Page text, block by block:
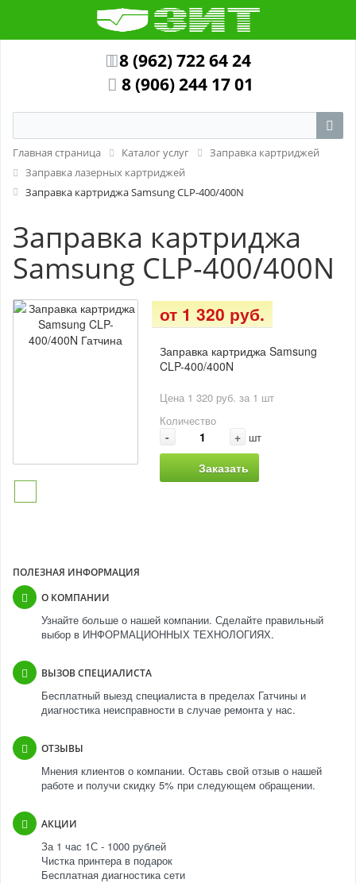
8 (962) 722 64 24
8 (906) 244 17 01
Главная страница Каталог услуг
Заправка картриджей
Заправка лазерных картриджей
Заправка картриджа Samsung CLP-400/400N
Заправка картриджа
Samsung CLP-400/400N
от 1 320 руб.
Заправка картриджа Samsung
CLP-400/400N
Цена 1 320 руб. за 1 шт
Количество
- + шт
Заказать
ПОЛЕЗНАЯ ИНФОРМАЦИЯ
О КОМПАНИИ
Узнайте больше о нашей компании. Сделайте правильный
выбор в ИНФОРМАЦИОННЫХ ТЕХНОЛОГИЯХ.
ВЫЗОВ СПЕЦИАЛИСТА
Бесплатный выезд специалиста в пределах Гатчины и
диагностика неисправности в случае ремонта у нас.
ОТЗЫВЫ
Мнения клиентов о компании. Оставь свой отзыв о нашей
работе и получи скидку 5% при следующем обращении.
АКЦИИ
За 1 час 1С - 1000 рублей
Чистка принтера в подарок
Бесплатная диагностика сети